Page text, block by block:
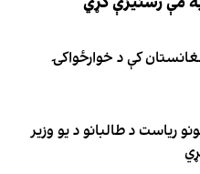
کې د خوارځواکۍ
ریاست د طالبانو د یو وزیر